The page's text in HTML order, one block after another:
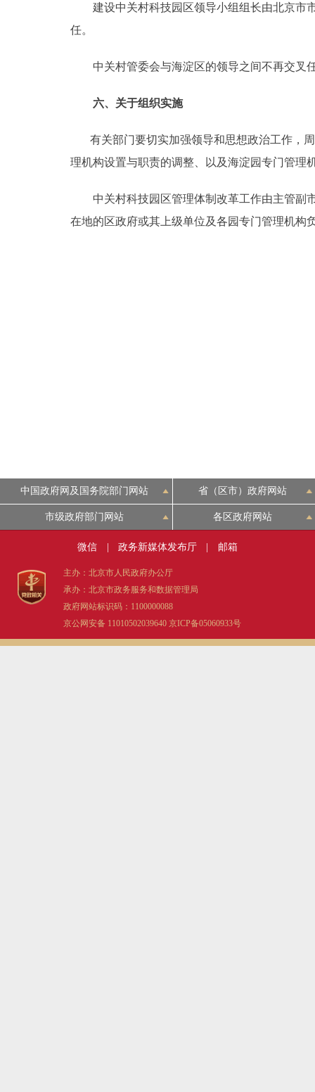
建设中关村科技园区领导小组组长由北京市市
任。
中关村管委会与海淀区的领导之间不再交叉
六、关于组织实施
有关部门要切实加强领导和思想政治工作，周
理机构设置与职责的调整、以及海淀园专门管理
中关村科技园区管理体制改革工作由主管副市
在地的区政府或其上级单位及各园专门管理机构
中国政府网及国务院部门网站 省（区市）政府网站
市级政府部门网站 各区政府网站
微信 政务新媒体发布厅 邮箱
主办：北京市人民政府办公厅
承办：北京市政务服务和数据管理局
政府网站标识码：1100000088
京公网安备 11010502039640 京ICP备05060933号